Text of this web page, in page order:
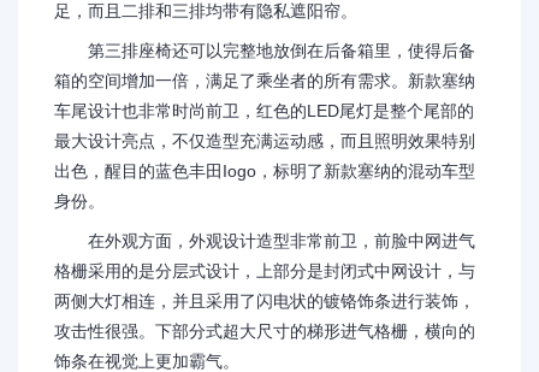
足，而且二排和三排均带有隐私遮阳帘。
第三排座椅还可以完整地放倒在后备箱里，使得后备
箱的空间增加一倍，满足了乘坐者的所有需求。新款塞纳
车尾设计也非常时尚前卫，红色的LED尾灯是整个尾部的
最大设计亮点，不仅造型充满运动感，而且照明效果特别
出色，醒目的蓝色丰田Iogo，标明了新款塞纳的混动车型
身份。
在外观方面，外观设计造型非常前卫，前脸中网进气
格栅采用的是分层式设计，上部分是封闭式中网设计，与
两侧大灯相连，并且采用了闪电状的镀铬饰条进行装饰，
攻击性很强。下部分式超大尺寸的梯形进气格栅，横向的
饰条在视觉上更加霸气。